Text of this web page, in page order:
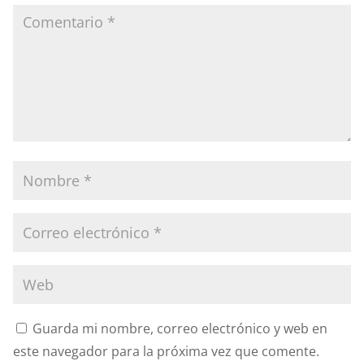
Guarda mi nombre, correo electrónico y web en
este navegador para la próxima vez que comente.